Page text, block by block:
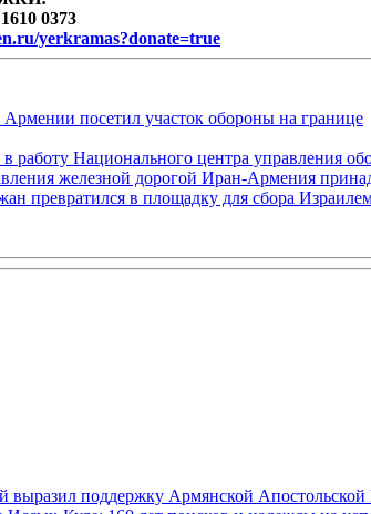
0373
yerkramas?donate=true
посетил участок обороны на границе
Национального центра управления
железной дорогой Иран-Армения
превратился в площадку для сбора
выразил поддержку Армянской Апостольской